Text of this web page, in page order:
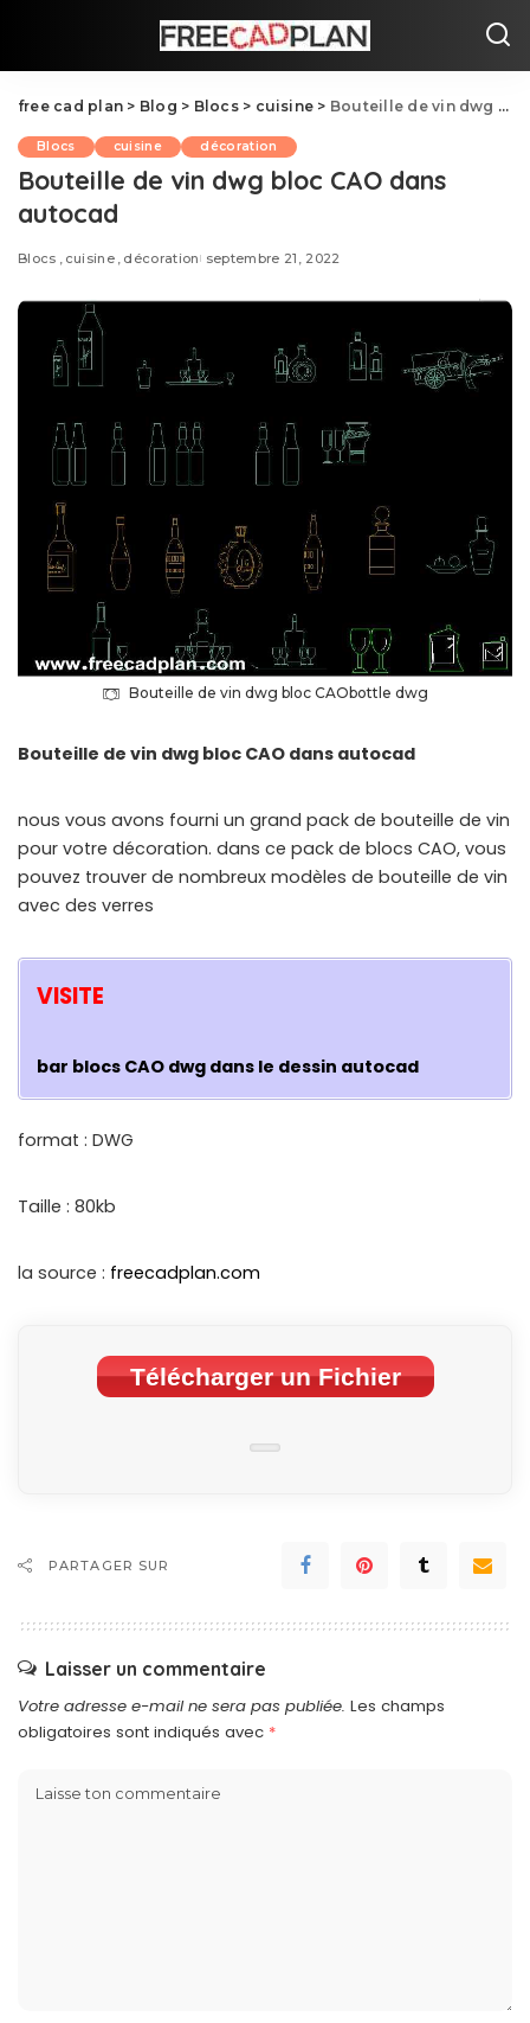
free cad plan > Blog > Blocs> cuisine > Bouteille de vin dwg bloc CAO dans autocad
Blocs cuisine décoration
Bouteille de vin dwg bloc CAO dans
autocad
Blocs cuisine décoration septembre 21, 2022
Bouteille de vin dwg bloc CAObottle dwg
Bouteille de vin dwg bloc CAO dans autocad
nous vous avons fourni un grand pack de bouteille de vin
pour votre décoration. dans ce pack de blocs CAO, vous
pouvez trouver de nombreux modèles de bouteille de vin
avec des verres
VISITE
bar blocs CAO dwg dans le dessin autocad
format : DWG
Taille : 80kb
la source : freecadplan.com
Télécharger un Fichier
PARTAGER SUR
Laisser un commentaire
Votre adresse e-mail ne sera pas publiée. Les champs
obligatoires sont indiqués avec *